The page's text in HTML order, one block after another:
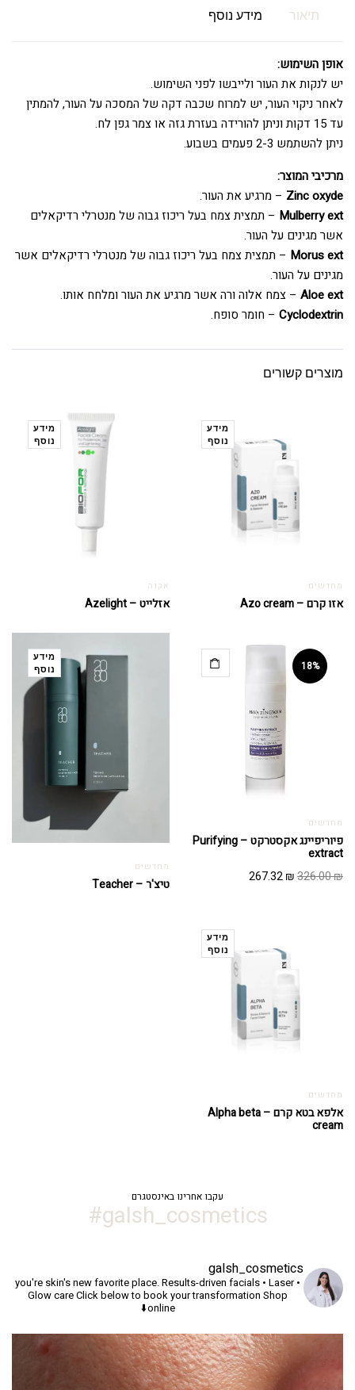
תיאור מידע נוסף
אופן השימוש:
יש לנקות את העור ולייבשו לפני השימוש.
לאחר ניקוי העור, יש למרוח שכבה דקה של המסכה על העור, להמתין
עד 15 דקות וניתן להורידה בעזרת גזה או צמר גפן לח.
ניתן להשתמש 2-3 פעמים בשבוע.
מרכיבי המוצר:
Zinc oxyde – מרגיע את העור.
Mulberry ext – תמצית צמח בעל ריכוז גבוה של מנטרלי רדיקאלים
אשר מגינים על העור.
Morus ext – תמצית צמח בעל ריכוז גבוה של מנטרלי רדיקאלים אשר
מגינים על העור.
Aloe ext – צמח אלוה ורה אשר מרגיע את העור ומלחח אותו.
Cyclodextrin – חומר סופח.
מוצרים קשורים
מידע
נוסף
מחדשים
אזו קרם – Azo cream
מידע
נוסף
אקנה
אזלייט – Azelight
18%
מחדשים
פיוריפיינג אקסטרקט – Purifying
extract
326.00₪
המחיר
267.32₪
המחיר
מידע
נוסף
מחדשים
טיצ'ר – Teacher
מידע
נוסף
מחדשים
אלפא בטא קרם – Alpha beta
cream
עקבו אחרינו באינסטגרם
galsh_cosmetics#
galsh_cosmetics
you're skin's new favorite place.Results-driven facials • Laser •
Glow careClick below to book your transformation Shop
online⬇️